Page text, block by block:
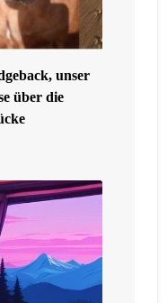
unser
über die